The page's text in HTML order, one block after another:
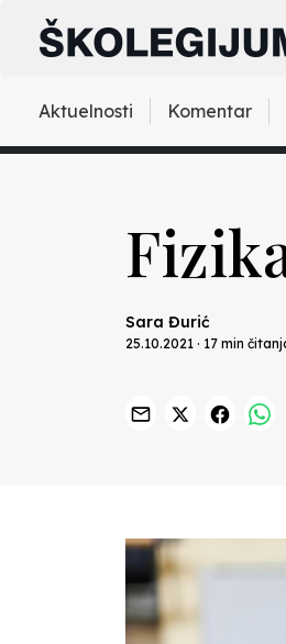
Aktuelnosti Komentar
Sara Đurić
25.10.2021 · 17 min